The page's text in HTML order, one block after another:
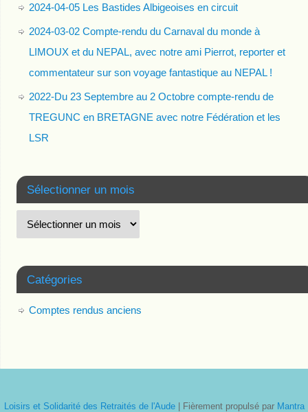
2024-04-05 Les Bastides Albigeoises en circuit
2024-03-02 Compte-rendu du Carnaval du monde à
LIMOUX et du NEPAL, avec notre ami Pierrot, reporter et
commentateur sur son voyage fantastique au NEPAL !
2022-Du 23 Septembre au 2 Octobre compte-rendu de
TREGUNC en BRETAGNE avec notre Fédération et les
LSR
Sélectionner un mois
Catégories
Comptes rendus anciens
Loisirs et Solidarité des Retraités de l'Aude| Fièrement propulsé par Mantra